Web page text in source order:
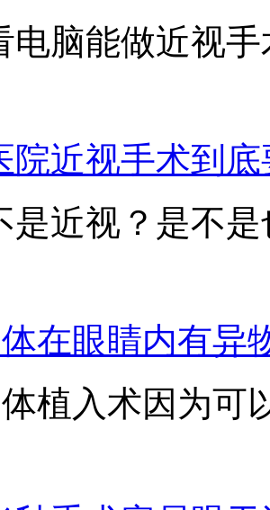
电脑能做近视
院近视手术到
是近视？是不
在眼睛内有异
植入术因为可